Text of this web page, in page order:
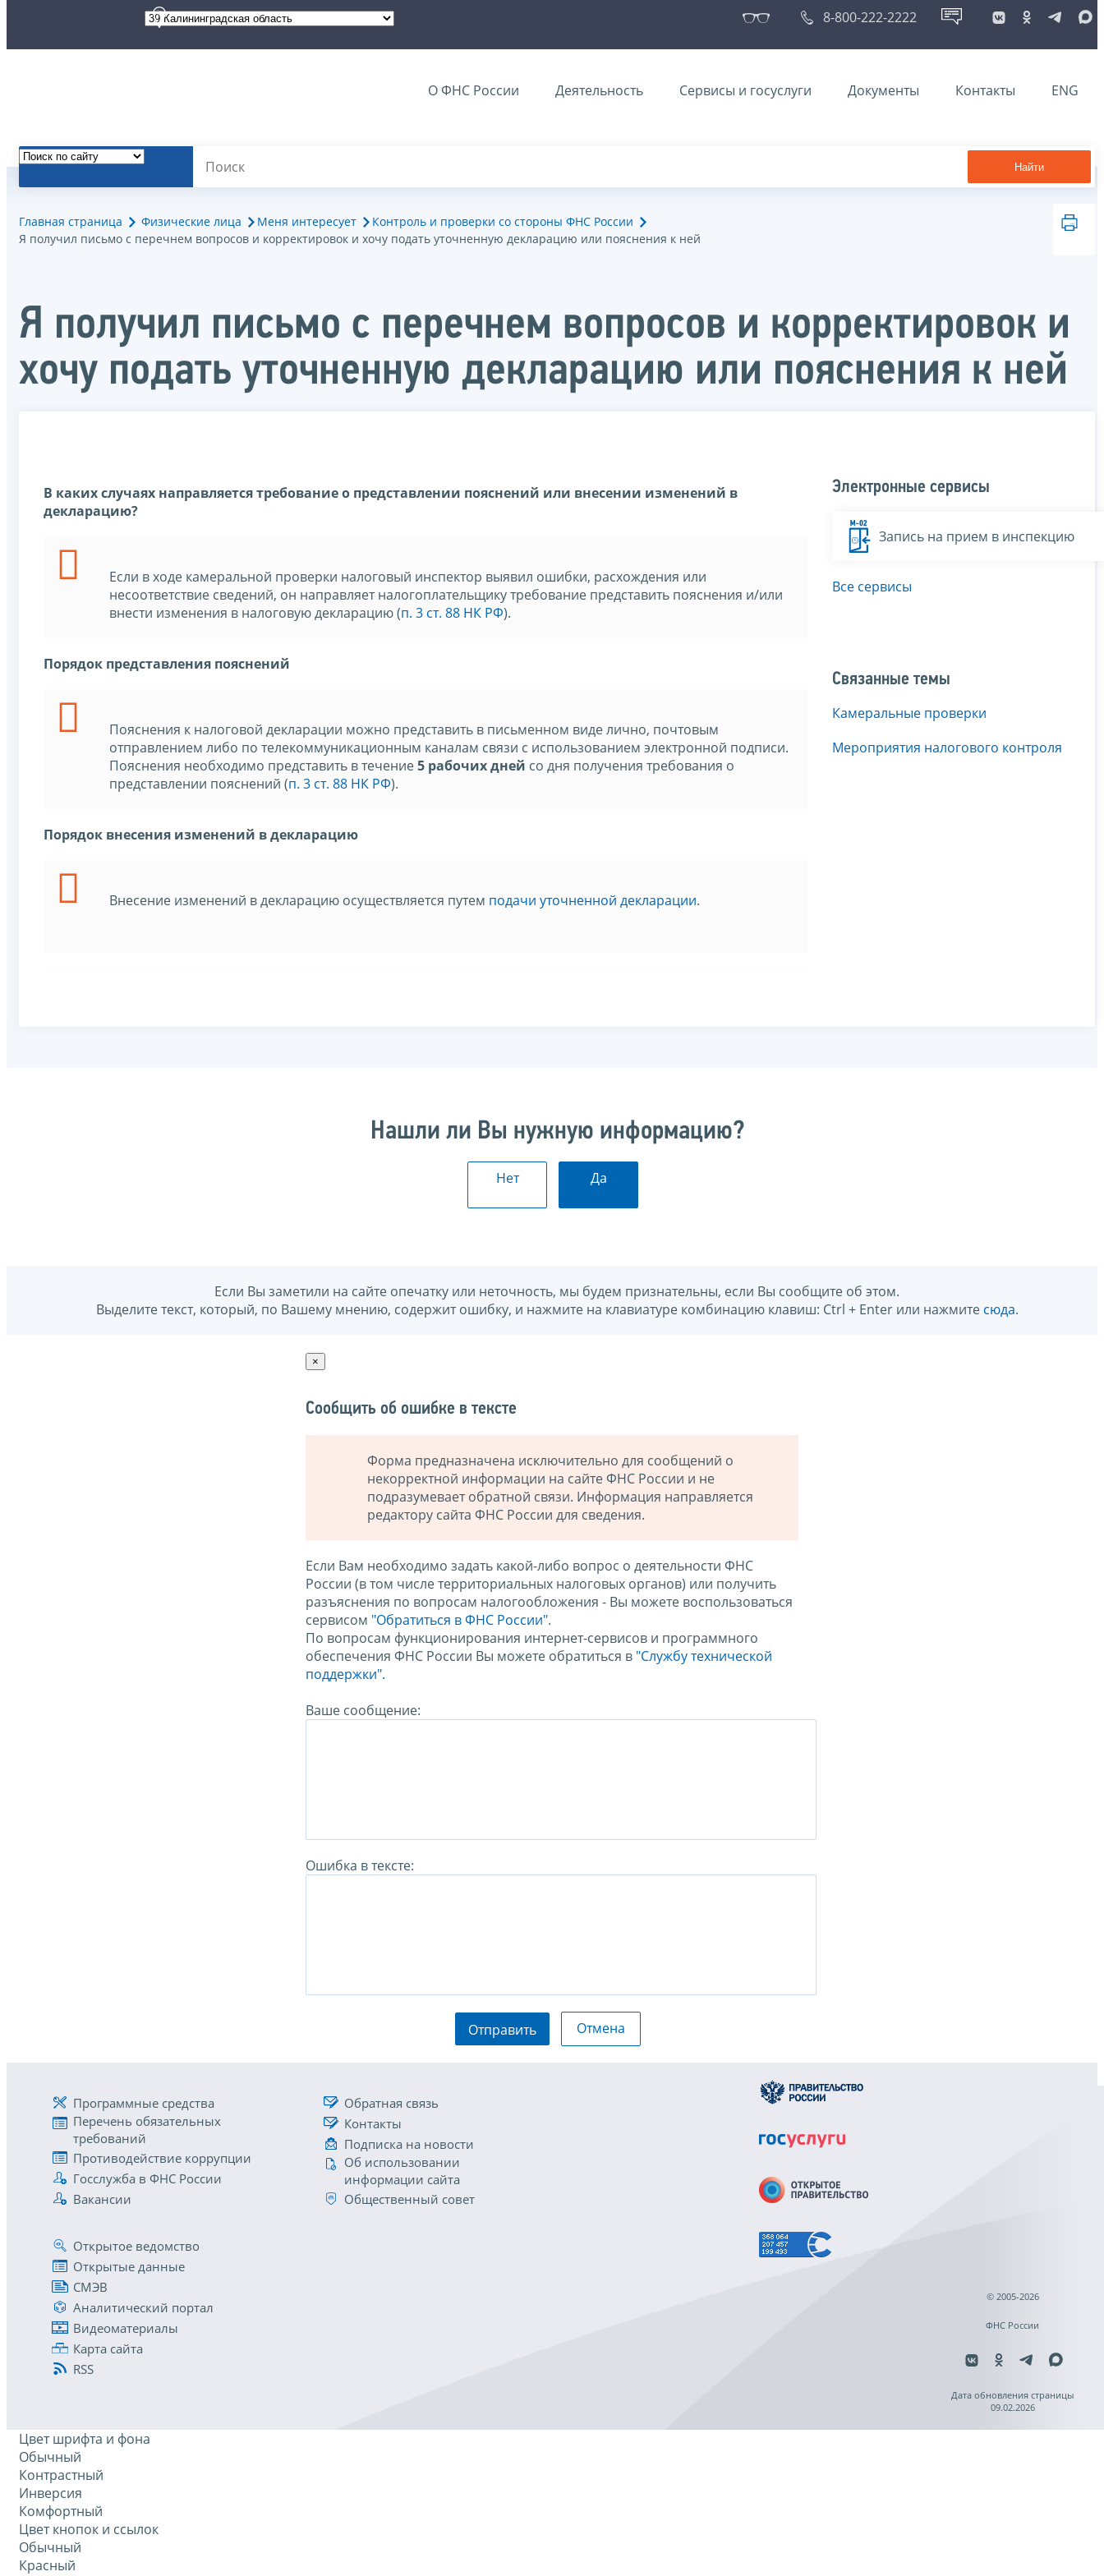
8-800-222-2222
О ФНС России Деятельность Сервисы и госуслуги Документы Контакты ENG
Найти
Главная страница Физические лица Меня интересует
Контроль и проверки со стороны ФНС России
Я получил письмо с перечнем вопросов и корректировок и хочу подать уточненную декларацию или пояснения к ней
Я получил письмо с перечнем вопросов и корректировок и
хочу подать уточненную декларацию или пояснения к ней
В каких случаях направляется требование о представлении пояснений или внесении изменений в
декларацию?
Если в ходе камеральной проверки налоговый инспектор выявил ошибки, расхождения или
несоответствие сведений, он направляет налогоплательщику требование представить пояснения и/или
внести изменения в налоговую декларацию (п. 3 ст. 88 НК РФ).
Порядок представления пояснений
Пояснения к налоговой декларации можно представить в письменном виде лично, почтовым
отправлением либо по телекоммуникационным каналам связи с использованием электронной подписи.
Пояснения необходимо представить в течение5 рабочих дней со дня получения требования о
представлении пояснений (п. 3 ст. 88 НК РФ).
Порядок внесения изменений в декларацию
Внесение изменений в декларацию осуществляется путем подачи уточненной декларации.
Электронные сервисы
Запись на прием в инспекцию
Все сервисы
Связанные темы
Камеральные проверки
Мероприятия налогового контроля
Нашли ли Вы нужную информацию?
Нет Да
Если Вы заметили на сайте опечатку или неточность, мы будем признательны, если Вы сообщите об этом.
Выделите текст, который, по Вашему мнению, содержит ошибку, и нажмите на клавиатуре комбинацию клавиш: Ctrl + Enter или нажмите сюда.
×
Сообщить об ошибке в тексте
Форма предназначена исключительно для сообщений о
некорректной информации на сайте ФНС России и не
подразумевает обратной связи. Информация направляется
редактору сайта ФНС России для сведения.
Если Вам необходимо задать какой-либо вопрос о деятельности ФНС
России (в том числе территориальных налоговых органов) или получить
разъяснения по вопросам налогообложения - Вы можете воспользоваться
сервисом "Обратиться в ФНС России".
По вопросам функционирования интернет-сервисов и программного
обеспечения ФНС России Вы можете обратиться в "Службу технической
поддержки".
Ваше сообщение:
Ошибка в тексте:
Отправить Отмена
Программные средства
Перечень обязательных
требований
Противодействие коррупции
Госслужба в ФНС России
Вакансии
Обратная связь
Контакты
Подписка на новости
Об использовании
информации сайта
Общественный совет
Открытое ведомство
Открытые данные
СМЭВ
Аналитический портал
Видеоматериалы
Карта сайта
RSS
© 2005-2026
ФНС России
Дата обновления страницы
09.02.2026
Цвет шрифта и фона
Обычный
Контрастный
Инверсия
Комфортный
Цвет кнопок и ссылок
Обычный
Красный